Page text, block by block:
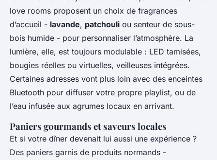
love rooms proposent un choix de fragrances
d’accueil - lavande, patchouli ou senteur de sous-
bois humide - pour personnaliser l’atmosphère. La
lumière, elle, est toujours modulable : LED tamisées,
bougies réelles ou virtuelles, veilleuses intégrées.
Certaines adresses vont plus loin avec des enceintes
Bluetooth pour diffuser votre propre playlist, ou de
l’eau infusée aux agrumes locaux en arrivant.
Paniers gourmands et saveurs locales
Et si votre dîner devenait lui aussi une expérience ?
Des paniers garnis de produits normands -